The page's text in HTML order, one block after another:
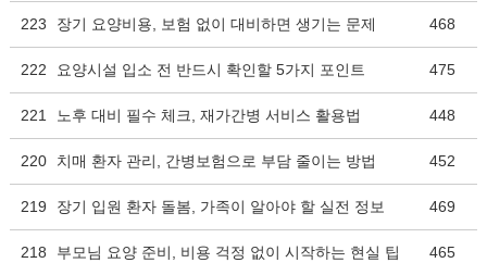
223 장기 요양비용, 보험 없이 대비하면 생기는 문제 468
222 요양시설 입소 전 반드시 확인할 5가지 포인트 475
221 노후 대비 필수 체크, 재가간병 서비스 활용법 448
220 치매 환자 관리, 간병보험으로 부담 줄이는 방법 452
219 장기 입원 환자 돌봄, 가족이 알아야 할 실전 정보 469
218 부모님 요양 준비, 비용 걱정 없이 시작하는 현실 팁 465